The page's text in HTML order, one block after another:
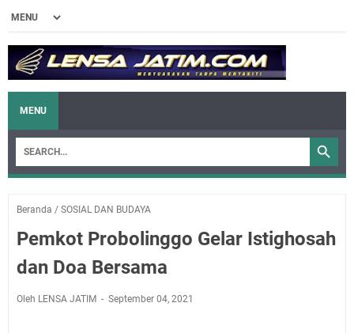
MENU
Beranda / SOSIAL DAN BUDAYA
Pemkot Probolinggo Gelar Istighosah
dan Doa Bersama
Oleh LENSA JATIM September 04, 2021